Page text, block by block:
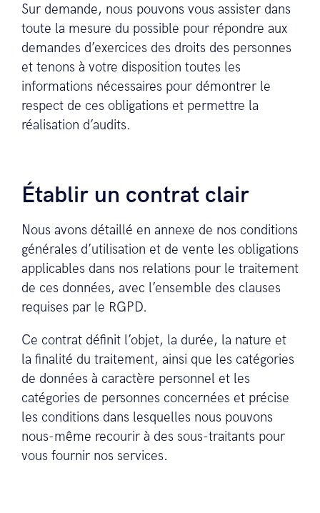
Sur demande, nous pouvons vous assister dans
toute la mesure du possible pour répondre aux
demandes d’exercices des droits des personnes
et tenons à votre disposition toutes les
informations nécessaires pour démontrer le
respect de ces obligations et permettre la
réalisation d’audits.
Établir un contrat clair
Nous avons détaillé en annexe de nos conditions
générales d’utilisation et de vente les obligations
applicables dans nos relations pour le traitement
de ces données, avec l’ensemble des clauses
requises par le RGPD.
Ce contrat définit l’objet, la durée, la nature et
la finalité du traitement, ainsi que les catégories
de données à caractère personnel et les
catégories de personnes concernées et précise
les conditions dans lesquelles nous pouvons
nous-même recourir à des sous-traitants pour
vous fournir nos services.